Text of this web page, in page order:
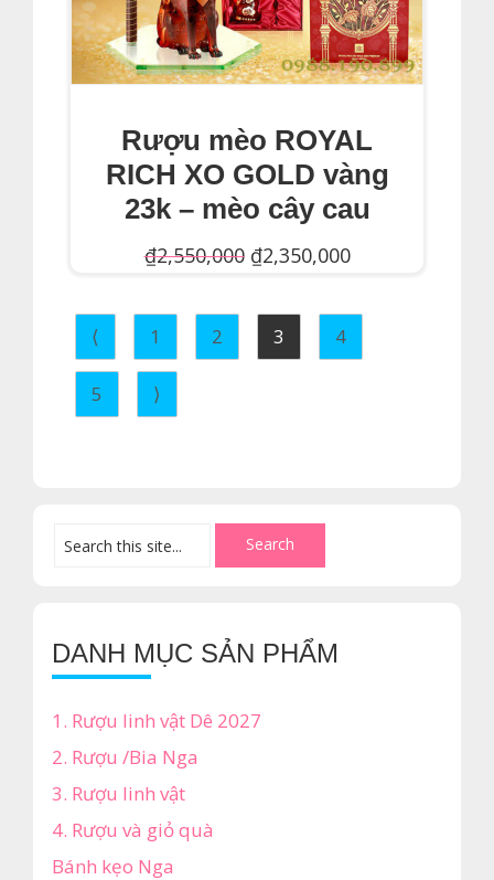
Rượu mèo ROYAL
RICH XO GOLD vàng
23k – mèo cây cau
₫2,550,000 Giá
là:
₫2,550,000.
₫2,350,000Giá
tại
là:
Thêm Vào Giỏ Hàng
⟨ 1 2 3 4
5 ⟩
DANH MỤC SẢN PHẨM
1. Rượu linh vật Dê 2027
2. Rượu /Bia Nga
3. Rượu linh vật
4. Rượu và giỏ quà
Bánh kẹo Nga